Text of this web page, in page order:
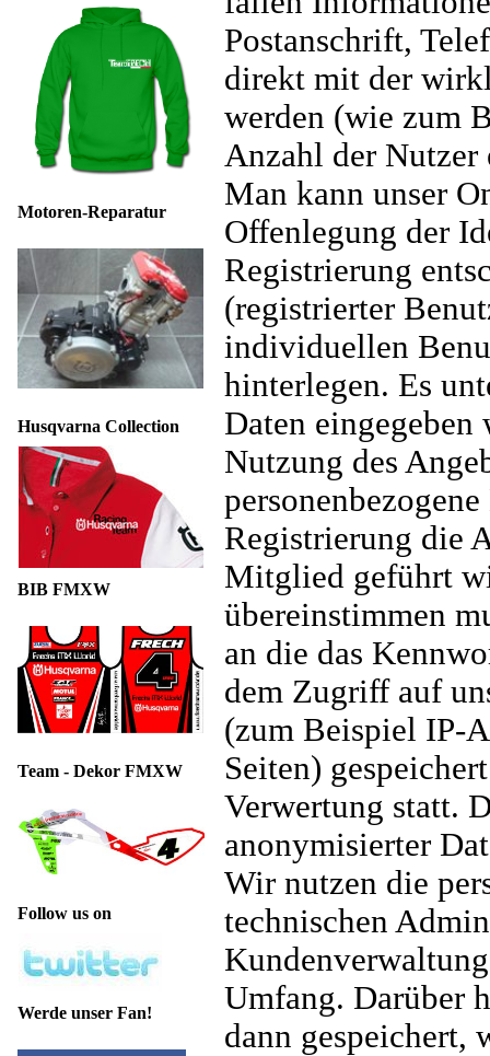
Motoren-Reparatur
Husqvarna Collection
BIB FMXW
Team - Dekor FMXW
Follow us on
Werde unser Fan!
Postanschrift,
direkt mit der
werden (wie zum
Anzahl der Nutzer
Man kann unser
Offenlegung der
Registrierung
(registrierter
individuellen
hinterlegen. Es
Daten
Nutzung des
Registrierung die
Mitglied geführt
übereinstimmen
an die das
dem Zugriff auf
(zum Beispiel IP-
Seiten)
Verwertung statt.
anonymisierter
Wir nutzen die
technischen
Umfang. Darüber
dann gespeichert,